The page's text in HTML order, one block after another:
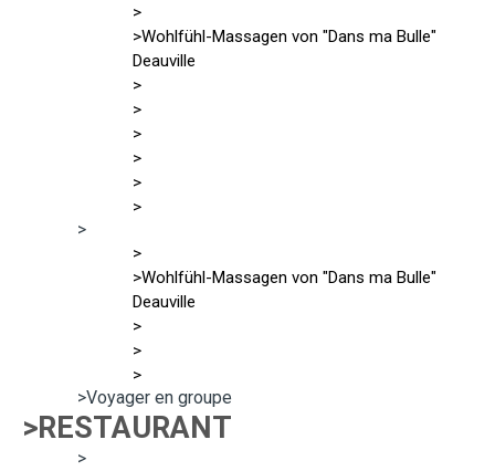
>
>Wohlfühl-Massagen von "Dans ma Bulle"
Deauville
>
>
>
>
>
>
>
>
>Wohlfühl-Massagen von "Dans ma Bulle"
Deauville
>
>
>
>Voyager en groupe
>RESTAURANT
>